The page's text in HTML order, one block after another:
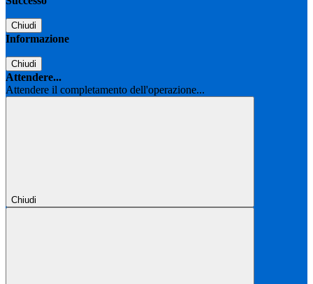
Chiudi
Informazione
Chiudi
Attendere...
Attendere il completamento dell'operazione...
Chiudi